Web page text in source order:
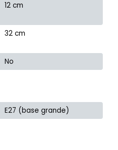
12 cm
32 cm
No
E27 (base grande)